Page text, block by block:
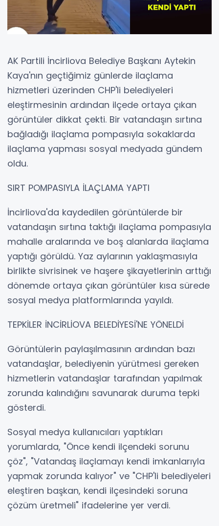
AK Partili İncirliova Belediye Başkanı Aytekin
Kaya'nın geçtiğimiz günlerde ilaçlama
hizmetleri üzerinden CHP'li belediyeleri
eleştirmesinin ardından ilçede ortaya çıkan
görüntüler dikkat çekti. Bir vatandaşın sırtına
bağladığı ilaçlama pompasıyla sokaklarda
ilaçlama yapması sosyal medyada gündem
oldu.
SIRT POMPASIYLA İLAÇLAMA YAPTI
İncirliova'da kaydedilen görüntülerde bir
vatandaşın sırtına taktığı ilaçlama pompasıyla
mahalle aralarında ve boş alanlarda ilaçlama
yaptığı görüldü. Yaz aylarının yaklaşmasıyla
birlikte sivrisinek ve haşere şikayetlerinin arttığı
dönemde ortaya çıkan görüntüler kısa sürede
sosyal medya platformlarında yayıldı.
TEPKİLER İNCİRLİOVA BELEDİYESİ'NE YÖNELDİ
Görüntülerin paylaşılmasının ardından bazı
vatandaşlar, belediyenin yürütmesi gereken
hizmetlerin vatandaşlar tarafından yapılmak
zorunda kalındığını savunarak duruma tepki
gösterdi.
Sosyal medya kullanıcıları yaptıkları
yorumlarda, "Önce kendi ilçendeki sorunu
çöz", "Vatandaş ilaçlamayı kendi imkanlarıyla
yapmak zorunda kalıyor" ve "CHP'li belediyeleri
eleştiren başkan, kendi ilçesindeki soruna
çözüm üretmeli" ifadelerine yer verdi.